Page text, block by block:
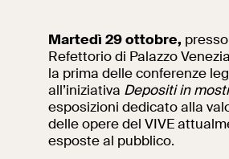
Ricerca
Al
Martedì 29 ottobre,
Refettorio di Palazzo
la prima delle conferenze
all’iniziativa Depositi in
esposizioni dedicato alla
delle opere del VIVE
esposte al pubblico.